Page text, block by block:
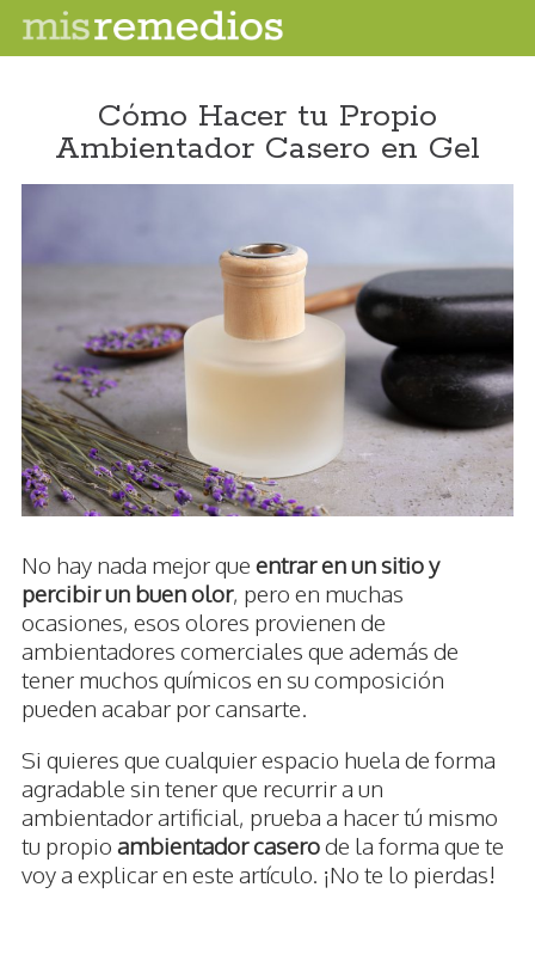
Cómo Hacer tu Propio
Ambientador Casero en Gel
No hay nada mejor que entrar en un sitio y
percibir un buen olor, pero en muchas
ocasiones, esos olores provienen de
ambientadores comerciales que además de
tener muchos químicos en su composición
pueden acabar por cansarte.
Si quieres que cualquier espacio huela de forma
agradable sin tener que recurrir a un
ambientador artificial, prueba a hacer tú mismo
tu propio ambientador caserode la forma que te
voy a explicar en este artículo. ¡No te lo pierdas!